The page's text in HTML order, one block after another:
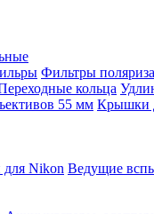
Фильтры
кольца
55 мм Крышки
Nikon Ведущие